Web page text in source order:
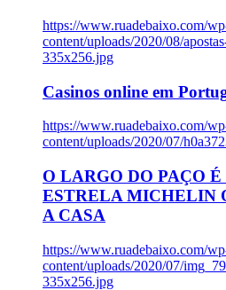
https://www.ruadebaixo.com/
content/uploads/2020/08/
335x256.jpg
Casinos online em
https://www.ruadebaixo.com/
content/uploads/2020/07/
O LARGO DO PAÇO
ESTRELA MICHELIN
A CASA
https://www.ruadebaixo.com/
content/uploads/2020/07/
335x256.jpg